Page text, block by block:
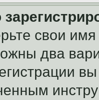
свои
два